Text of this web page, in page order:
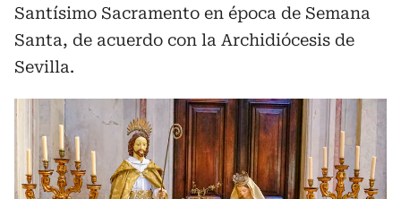
Santísimo Sacramento en época de Semana
Santa, de acuerdo con la Archidiócesis de
Sevilla.